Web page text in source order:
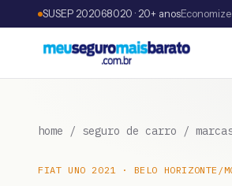
SUSEP 202068020 · 20+ anos
home / seguro de carro /
FIAT UNO 2021· BELO HORIZONTE /